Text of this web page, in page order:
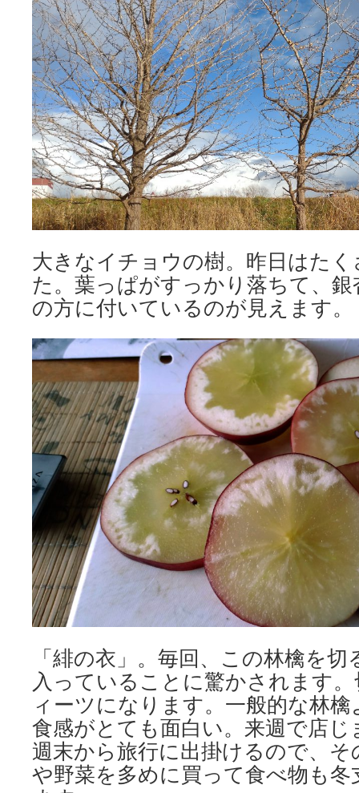
大きなイチョウの樹。昨日はた
た。葉っぱがすっかり落ちて、
の方に付いているのが見えます。
「緋の衣」。毎回、この林檎を
入っていることに驚かされます
ィーツになります。一般的な林
食感がとても面白い。来週で店
週末から旅行に出掛けるので、
や野菜を多めに買って食べ物も